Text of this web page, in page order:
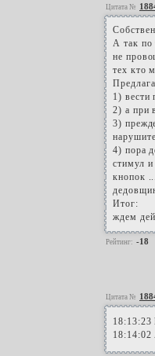
Цитата №
А так по
не
тех кто
1) вести
2) а при
3)
4) пора
стимул
кнопок
Итог:
ждем
Рейтинг: -18
Цитата №
18:13:23
18:14:02